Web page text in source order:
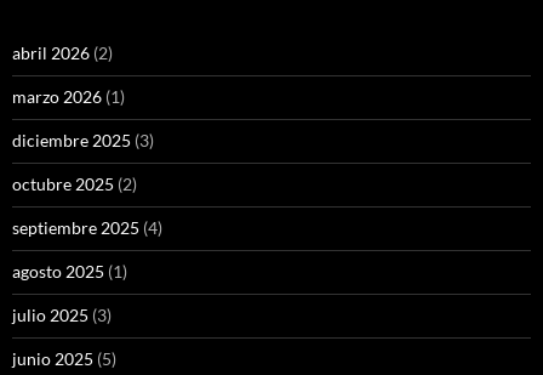
abril 2026 (2)
marzo 2026 (1)
diciembre 2025 (3)
octubre 2025 (2)
septiembre 2025 (4)
agosto 2025 (1)
julio 2025 (3)
junio 2025 (5)